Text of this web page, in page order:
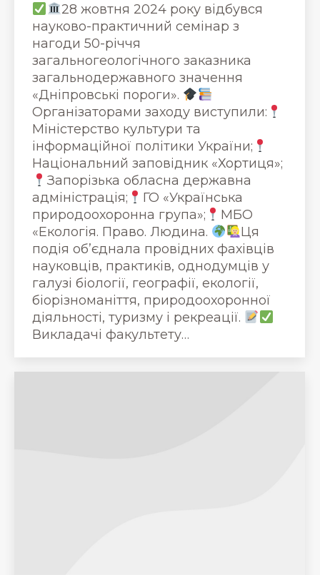
28 жовтня 2024 року відбувся
науково-практичний семінар з
нагоди 50-річчя
загальногеологічного заказника
загальнодержавного значення
«Дніпровські пороги».
Організаторами заходу виступили:
Міністерство культури та
інформаційної політики України;
Національний заповідник «Хортиця»;
Запорізька обласна державна
адміністрація;
ГО «Українська
природоохоронна група»;
МБО
«Екологія. Право. Людина.
Ця
подія об’єднала провідних фахівців
науковців, практиків, однодумців у
галузі біології, географії, екології,
біорізноманіття, природоохоронної
діяльності, туризму і рекреації.
Викладачі факультету…